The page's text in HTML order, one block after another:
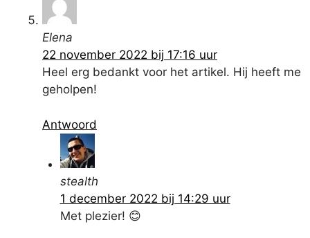
Elena
22 november 2022 bij 17:16 uur
Heel erg bedankt voor het artikel. Hij heeft me
geholpen!
Antwoord
stealth
1 december 2022 bij 14:29 uur
Met plezier! 😊